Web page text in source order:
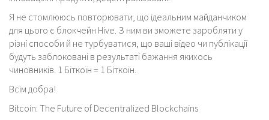
Я не стомлююсь повторювати, що ідеальним майданчиком
для цього є блокчейн Hive. З ним ви зможете заробляти у
різні способи й не турбуватися, що ваші відео чи публікації
будуть заблоковані в результаті бажання якихось
чиновників. 1 Біткоїн = 1 Біткоїн.
Всім добра!
Bitcoin: The Future of Decentralized Blockchains